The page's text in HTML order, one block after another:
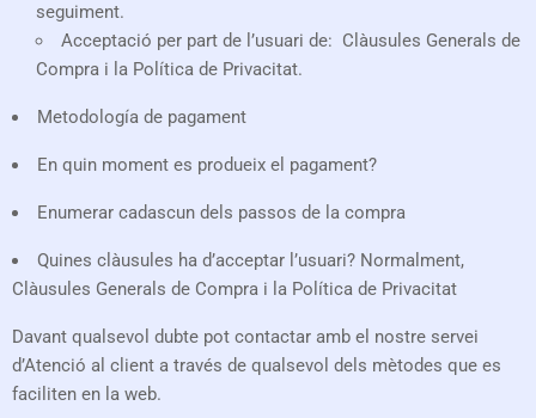
seguiment.
Acceptació per part de l’usuari de: Clàusules Generals de
Compra i la Política de Privacitat.
Metodología de pagament
En quin moment es produeix el pagament?
Enumerar cadascun dels passos de la compra
Quines clàusules ha d’acceptar l’usuari? Normalment,
Clàusules Generals de Compra i la Política de Privacitat
Davant qualsevol dubte pot contactar amb el nostre servei
d’Atenció al client a través de qualsevol dels mètodes que es
faciliten en la web.